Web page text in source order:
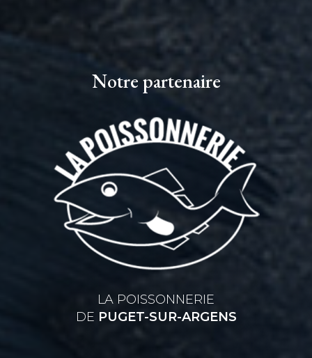
Notre partenaire
LA POISSONNERIE
DE PUGET-SUR-ARGENS